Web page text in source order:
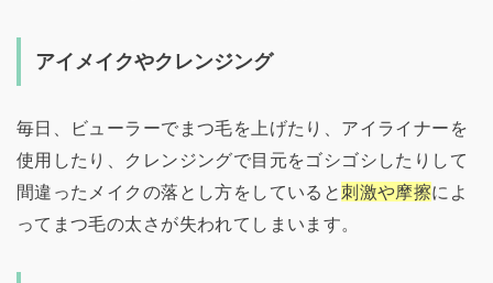
アイメイクやクレンジング
毎日、ビューラーでまつ毛を上げたり、アイライナーを
使用したり、クレンジングで目元をゴシゴシしたりして
間違ったメイクの落とし方をしていると刺激や摩擦によ
ってまつ毛の太さが失われてしまいます。